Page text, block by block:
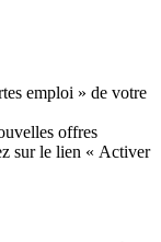
emploi » de votre
offres
sur le lien « Activer